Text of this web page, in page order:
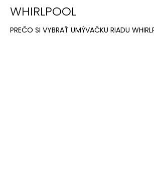
n
o
WHIRLPOOL
PREČO SI VYBRAŤ UMÝVAČKU RIADU
á
j